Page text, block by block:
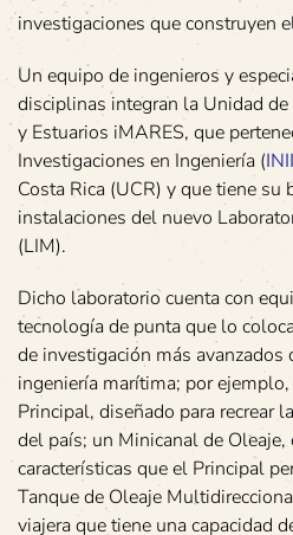
investigaciones que construyen
Un equipo de ingenieros y
disciplinas integran la Unidad
y Estuarios iMARES, que
Investigaciones en Ingeniería (INII
Costa Rica (UCR) y que tiene su
instalaciones del nuevo
(LIM).
Dicho laboratorio cuenta con
tecnología de punta que lo
de investigación más
ingeniería marítima; por
Principal, diseñado para recrear
del país; un Minicanal de
características que el Principal
Tanque de Oleaje
viajera que tiene una capacidad